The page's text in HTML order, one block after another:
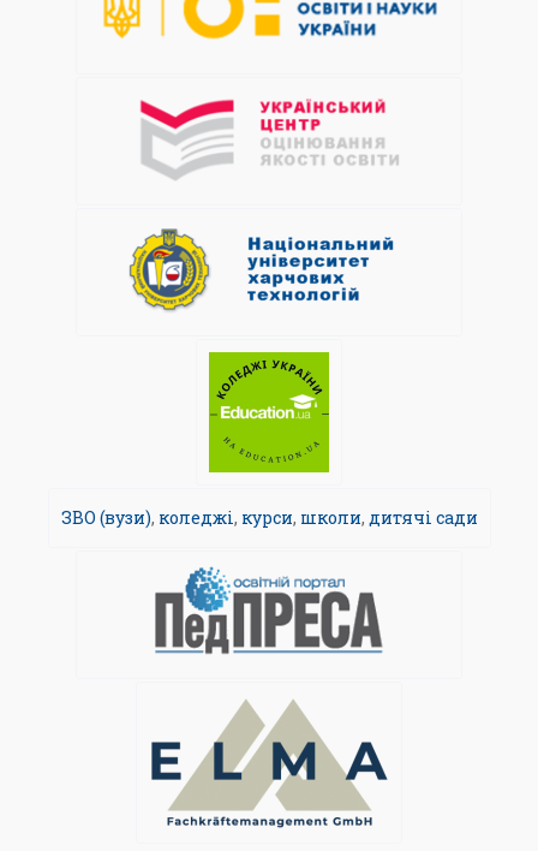
ЗВО (вузи), коледжі, курси, школи, дитячі сади